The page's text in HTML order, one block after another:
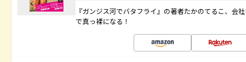
『ガンジス河でバタフライ』の著者たかのてるこ、会
で真っ裸になる！